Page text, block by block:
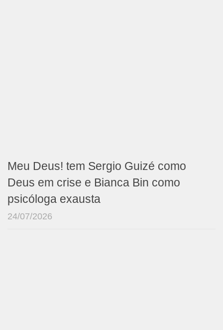
Meu Deus! tem Sergio Guizé como
Deus em crise e Bianca Bin como
psicóloga exausta
24/07/2026